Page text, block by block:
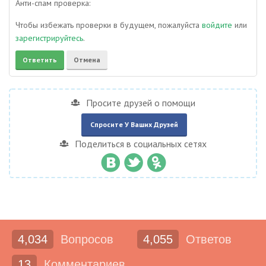
Анти-спам проверка:
Чтобы избежать проверки в будущем, пожалуйста войдите или
зарегистрируйтесь.
Просите друзей о помощи
Спросите У Ваших Друзей
Поделиться в социальных сетях
4,034 Вопросов 4,055
Ответов